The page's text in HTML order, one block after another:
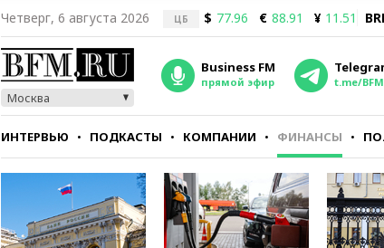
Четверг, 6 августа 2026 ЦБ $ 77.96 € 88.91 ¥ 11.51
Москва
Business FM
прямой эфир t.me/
ИНТЕРВЬЮ ПОДКАСТЫ КОМПАНИИ ФИНАНСЫ
СТИЛЬ ТЕСТЫ